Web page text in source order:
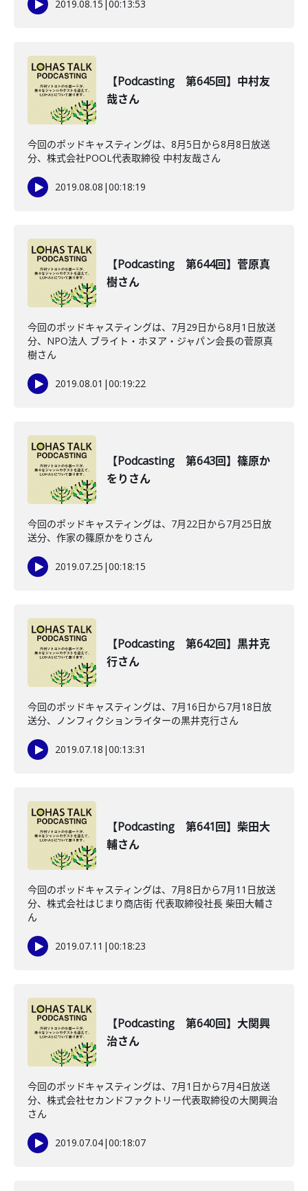
2019.08.15 00:13:53
【Podcasting 第645回】中村友
哉さん
今回のポッドキャスティングは、8月5日から8月8日放送
分、株式会社POOL代表取締役 中村友哉さん
2019.08.08 |00:18:19
【Podcasting 第644回】菅原真
樹さん
今回のポッドキャスティングは、7月29日から8月1日放送
分、NPO法人 ブライト・ホヌア・ジャパン会長の菅原真
樹さん
2019.08.01 |00:19:22
【Podcasting 第643回】篠原か
をりさん
今回のポッドキャスティングは、7月22日から7月25日放
送分、作家の篠原かをりさん
2019.07.25 |00:18:15
【Podcasting 第642回】黒井克
行さん
今回のポッドキャスティングは、7月16日から7月18日放
送分、ノンフィクションライターの黒井克行さん
2019.07.18 |00:13:31
【Podcasting 第641回】柴田大
輔さん
今回のポッドキャスティングは、7月8日から7月11日放送
分、株式会社はじまり商店街 代表取締役社長 柴田大輔さ
ん
2019.07.11 |00:18:23
【Podcasting 第640回】大関興
治さん
今回のポッドキャスティングは、7月1日から7月4日放送
分、株式会社セカンドファクトリー代表取締役の大関興治
さん
2019.07.04|00:18:07